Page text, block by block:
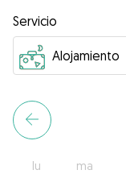
Servicio
lu ma